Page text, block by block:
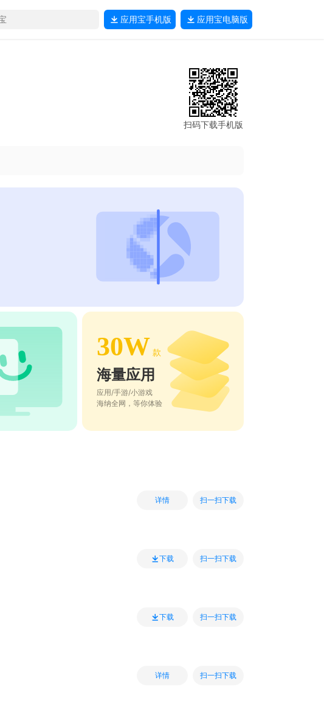
应用宝手机版 应用宝电脑版
扫码下载手机版
30W 款
海量应用
应用/手游/小游戏
海纳全网，等你体验
详情 扫一扫下载
下载 扫一扫下载
下载 扫一扫下载
详情 扫一扫下载